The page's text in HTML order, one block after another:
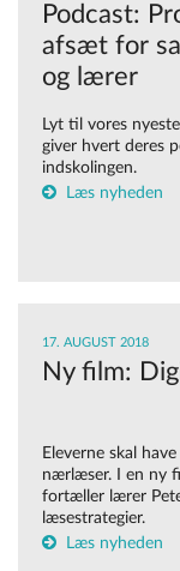
Podcast:
afsæt for
og lærer
Lyt til vores
giver hvert deres
indskolingen.
Læs nyheden
17. AUGUST 2018
Ny film:
Eleverne skal
nærlæser. I en ny
fortæller lærer
læsestrategier.
Læs nyheden